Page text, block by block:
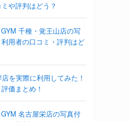
や評判はどう？
千種・覚王山店の写
用者の口コミ・評判はど
を実際に利用してみた！
価まとめ！
名古屋栄店の写真付